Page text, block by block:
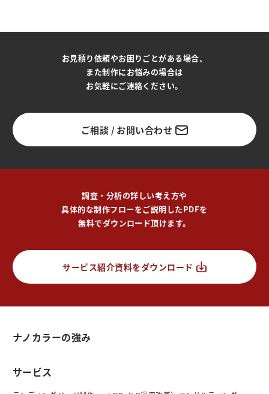
お見積り依頼やお困りごとがある場合、
また制作にお悩みの場合は
お気軽にご連絡ください。
ご相談 / お問い合わせ
調査・分析の詳しい考え方や
具体的な制作フローをご説明したPDFを
無料でダウンロード頂けます。
サービス紹介資料をダウンロード
ナノカラーの強み
サービス